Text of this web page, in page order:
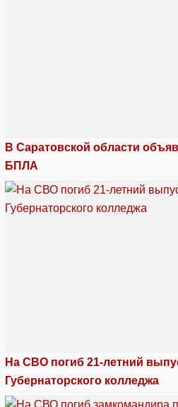
В Саратовской области
БПЛА
На СВО погиб 21-летний
Губернаторского колледжа